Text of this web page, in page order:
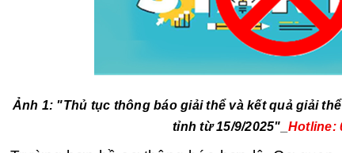
Ảnh 1: "Thủ tục thông báo giải thể và kết quả giải
tỉnh từ 15/9/2025"_ Hotline: